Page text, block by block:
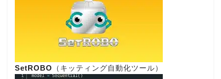
SetROBO （キッティング自動化ツール）